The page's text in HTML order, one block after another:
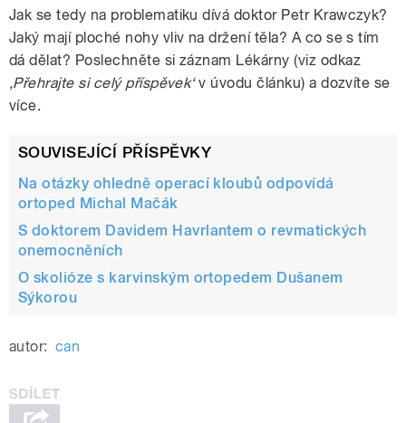
Jak se tedy na problematiku dívá doktor Petr Krawczyk?
Jaký mají ploché nohy vliv na držení těla? A co se s tím
dá dělat? Poslechněte si záznam Lékárny (viz odkaz
‚Přehrajte si celý příspěvek‘v úvodu článku) a dozvíte se
více.
SOUVISEJÍCÍ PŘÍSPĚVKY
Na otázky ohledně operací kloubů odpovídá
ortoped Michal Mačák
S doktorem Davidem Havrlantem o revmatických
onemocněních
O skolióze s karvinským ortopedem Dušanem
Sýkorou
autor: can